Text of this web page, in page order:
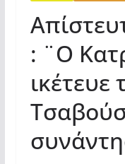
: ¨Ο
ικέτευε